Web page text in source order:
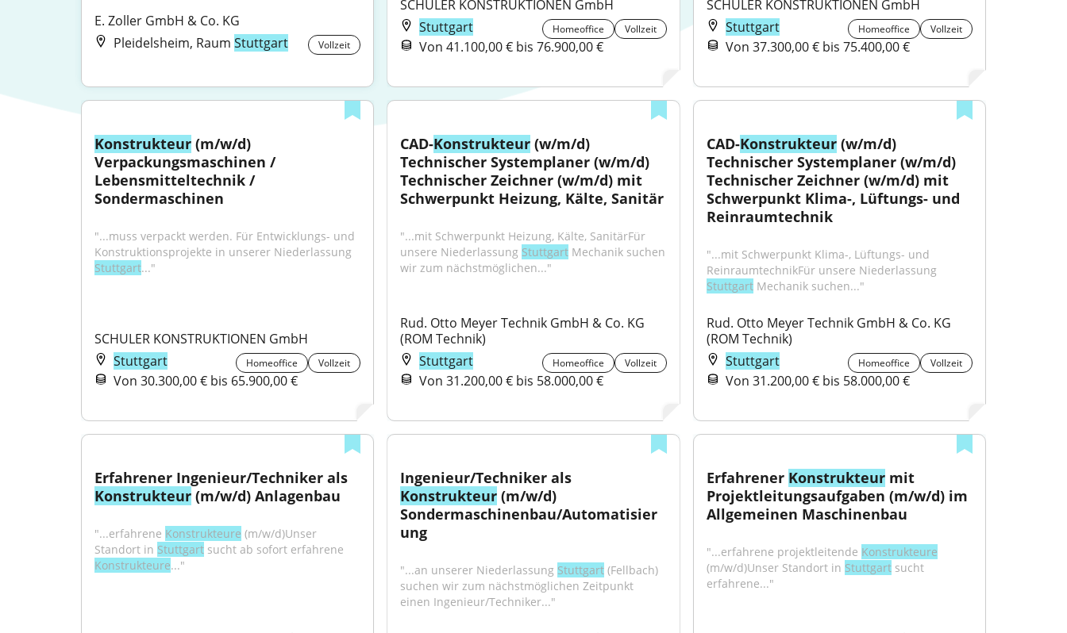
E. Zoller GmbH & Co. KG
Pleidelsheim, Raum Stuttgart Vollzeit
SCHULER KONSTRUKTIONEN GmbH
Stuttgart
Homeoffice Vollzeit
Von 41.100,00 € bis 76.900,00 €
SCHULER KONSTRUKTIONEN GmbH
Stuttgart
Homeoffice Vollzeit
Von 37.300,00 € bis 75.400,00 €
Konstrukteur (m/w/d)
Verpackungsmaschinen /
Lebensmitteltechnik /
Sondermaschinen
"...muss verpackt werden. Für Entwicklungs- und
Stuttgart..."
SCHULER KONSTRUKTIONEN GmbH
Stuttgart
Homeoffice Vollzeit
Von 30.300,00 € bis 65.900,00 €
CAD-Konstrukteur (w/m/d)
Technischer Systemplaner (w/m/d)
Technischer Zeichner (w/m/d) mit
Schwerpunkt Heizung, Kälte, Sanitär
"...mit Schwerpunkt Heizung, Kälte, SanitärFür
unsere Niederlassung Stuttgart Mechanik suchen
wir zum nächstmöglichen..."
Rud. Otto Meyer Technik GmbH & Co. KG
(ROM Technik)
Stuttgart
Homeoffice Vollzeit
Von 31.200,00 € bis 58.000,00 €
CAD-Konstrukteur (w/m/d)
Technischer Systemplaner (w/m/d)
Technischer Zeichner (w/m/d) mit
Schwerpunkt Klima-, Lüftungs- und
Reinraumtechnik
"...mit Schwerpunkt Klima-, Lüftungs- und
Stuttgart Mechanik suchen..."
Rud. Otto Meyer Technik GmbH & Co. KG
(ROM Technik)
Stuttgart
Homeoffice Vollzeit
Von 31.200,00 € bis 58.000,00 €
Konstrukteur (m/w/d) Anlagenbau
"...erfahrene Konstrukteure (m/w/d)Unser
Standort in Stuttgart
Konstrukteure..."
Konstrukteur (m/w/d)
Sondermaschinenbau/Automatisier
ung
"...an unserer Niederlassung Stuttgart (Fellbach)
suchen wir zum nächstmöglichen Zeitpunkt
einen Ingenieur/Techniker..."
Erfahrener Konstrukteur mit
Projektleitungsaufgaben (m/w/d) im
Allgemeinen Maschinenbau
"...erfahrene projektleitende Konstrukteure
(m/w/d)Unser Standort in Stuttgart sucht
erfahrene..."